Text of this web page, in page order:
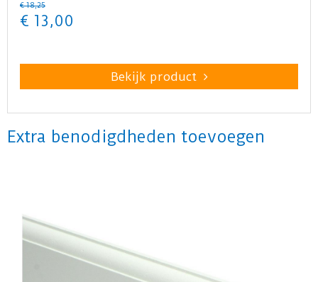
€ 18,25
€ 13,00
Bekijk product
Extra benodigdheden toevoegen